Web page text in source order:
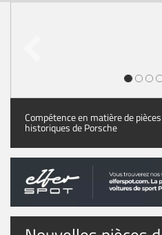
Compétence en matière de
historiques de Porsche